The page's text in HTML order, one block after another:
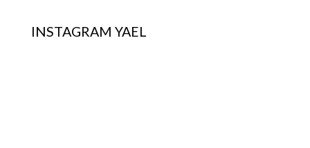
INSTAGRAM YAEL